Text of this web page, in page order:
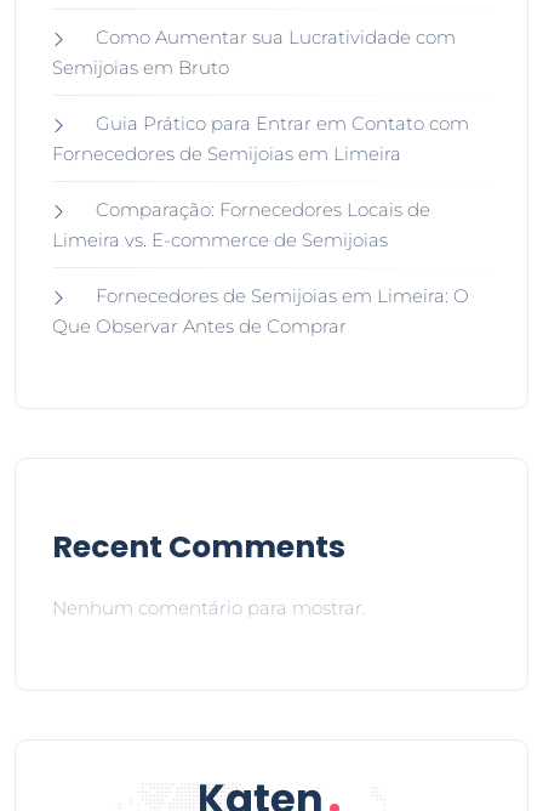
Como Aumentar sua Lucratividade com
Semijoias em Bruto
Guia Prático para Entrar em Contato com
Fornecedores de Semijoias em Limeira
Comparação: Fornecedores Locais de
Limeira vs. E-commerce de Semijoias
Fornecedores de Semijoias em Limeira: O
Que Observar Antes de Comprar
Recent Comments
Nenhum comentário para mostrar.